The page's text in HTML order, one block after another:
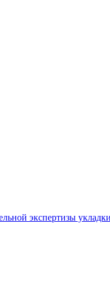
экспертизы